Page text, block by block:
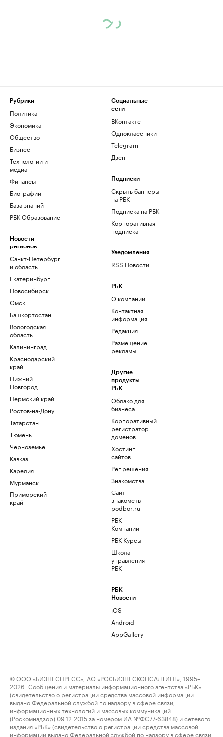
Рубрики
Политика
Экономика
Общество
Бизнес
Технологии и
медиа
Финансы
Биографии
База знаний
РБК Образование
Новости
регионов
Санкт-Петербург
и область
Екатеринбург
Новосибирск
Омск
Башкортостан
Вологодская
область
Калининград
Краснодарский
край
Нижний
Новгород
Пермский край
Ростов-на-Дону
Татарстан
Тюмень
Черноземье
Кавказ
Карелия
Мурманск
Приморский
край
Социальные
сети
ВКонтакте
Одноклассники
Telegram
Дзен
Подписки
Скрыть баннеры
на РБК
Подписка на РБК
Корпоративная
подписка
Уведомления
RSS Новости
РБК
О компании
Контактная
информация
Редакция
Размещение
рекламы
Другие
продукты
РБК
Облако для
бизнеса
Корпоративный
регистратор
доменов
Хостинг
сайтов
Рег.решения
Знакомства
Сайт
знакомств
podbor.ru
РБК
Компании
РБК Курсы
Школа
управления
РБК
РБК
Новости
iOS
Android
AppGallery
© ООО «БИЗНЕСПРЕСС», АО «РОСБИЗНЕСКОНСАЛТИНГ», 1995–
2026. Сообщения и материалы информационного агентства «РБК»
(свидетельство о регистрации средства массовой информации
выдано Федеральной службой по надзору в сфере связи,
информационных технологий и массовых коммуникаций
(Роскомнадзор) 09.12.2015 за номером ИА №ФС77-63848) и сетевого
издания «РБК» (свидетельство о регистрации средства массовой
информации выдано Федеральной службой по надзору в сфере связи,